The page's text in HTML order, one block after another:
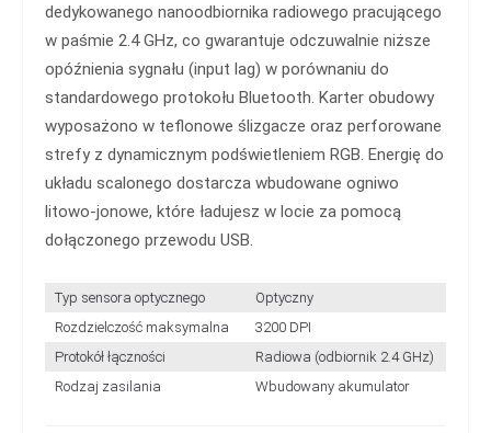
dedykowanego nanoodbiornika radiowego pracującego
w paśmie 2.4 GHz, co gwarantuje odczuwalnie niższe
opóźnienia sygnału (input lag) w porównaniu do
standardowego protokołu Bluetooth. Karter obudowy
wyposażono w teflonowe ślizgacze oraz perforowane
strefy z dynamicznym podświetleniem RGB. Energię do
układu scalonego dostarcza wbudowane ogniwo
litowo-jonowe, które ładujesz w locie za pomocą
dołączonego przewodu USB.
Typ sensora optycznego
Optyczny
Rozdzielczość maksymalna
3200 DPI
Protokół łączności
Radiowa (odbiornik 2.4 GHz)
Rodzaj zasilania
Wbudowany akumulator